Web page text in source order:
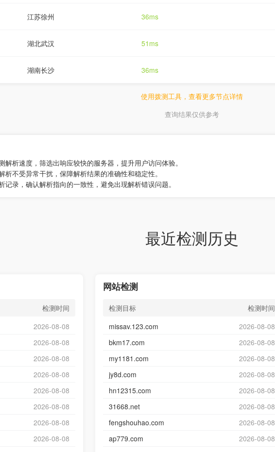
江苏徐州 36ms
湖北武汉 51ms
湖南长沙 36ms
使用拨测工具，查看更多节点详情
查询结果仅供参考
解析速度，筛选出响应较快的服务器，提升用户访问体验。
不受异常干扰，保障解析结果的准确性和稳定性。
录，确认解析指向的一致性，避免出现解析错误问题。
最近检测历史
检测时间
2026-08-08
2026-08-08
2026-08-08
2026-08-08
2026-08-08
2026-08-08
2026-08-08
2026-08-08
网站检测
检测目标
检测时间
missav.123.com
2026-08-08
bkm17.com
2026-08-08
my1181.com
2026-08-08
jy8d.com
2026-08-08
hn12315.com
2026-08-08
31668.net
2026-08-08
fengshouhao.com
2026-08-08
ap779.com
2026-08-08